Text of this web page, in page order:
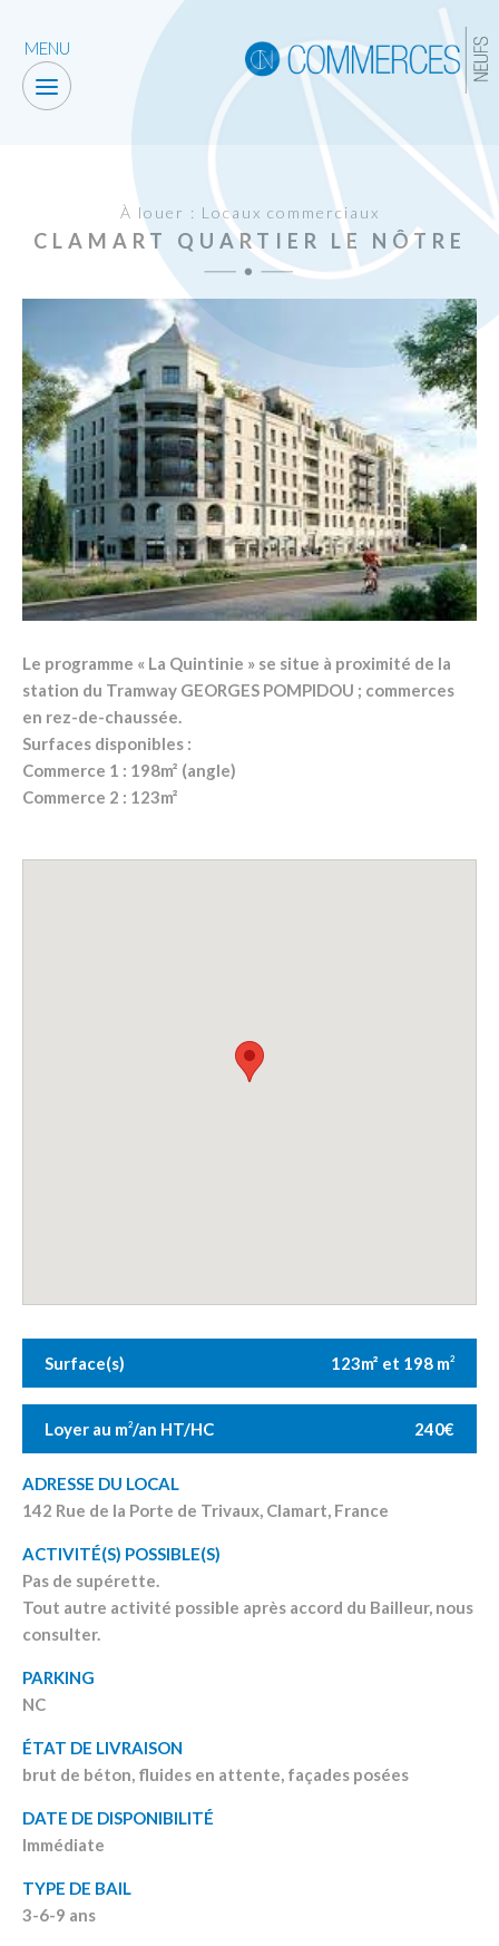
MENU
À louer : Locaux commerciaux
CLAMART QUARTIER LE NÔTRE
Le programme « La Quintinie » se situe à proximité de la
station du Tramway GEORGES POMPIDOU ; commerces
en rez-de-chaussée.
Surfaces disponibles :
Commerce 1 : 198m² (angle)
Commerce 2 : 123m²
Surface(s) 123m² et 198 m2
Loyer au m2/an HT/HC 240€
ADRESSE DU LOCAL
142 Rue de la Porte de Trivaux, Clamart, France
ACTIVITÉ(S) POSSIBLE(S)
Pas de supérette.
Tout autre activité possible après accord du Bailleur, nous
consulter.
PARKING
NC
ÉTAT DE LIVRAISON
brut de béton, fluides en attente, façades posées
DATE DE DISPONIBILITÉ
Immédiate
TYPE DE BAIL
3-6-9 ans